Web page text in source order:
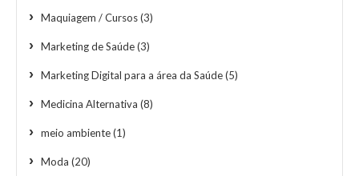
Maquiagem / Cursos(3)
Marketing de Saúde(3)
Marketing Digital para a área da Saúde(5)
Medicina Alternativa (8)
meio ambiente(1)
Moda (20)